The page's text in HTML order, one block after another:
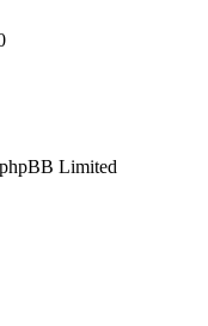
Limited